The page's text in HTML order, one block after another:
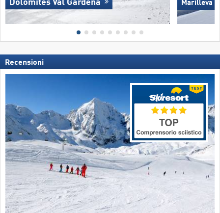
Dolomites Val Gardena Marilleva
Recensioni